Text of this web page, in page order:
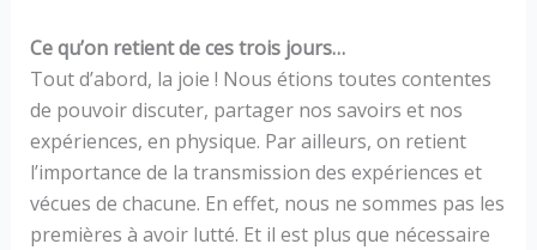
Ce qu’on retient de ces trois jours…
Tout d’abord, la joie ! Nous étions toutes contentes
de pouvoir discuter, partager nos savoirs et nos
expériences, en physique. Par ailleurs, on retient
l’importance de la transmission des expériences et
vécues de chacune. En effet, nous ne sommes pas les
premières à avoir lutté. Et il est plus que nécessaire